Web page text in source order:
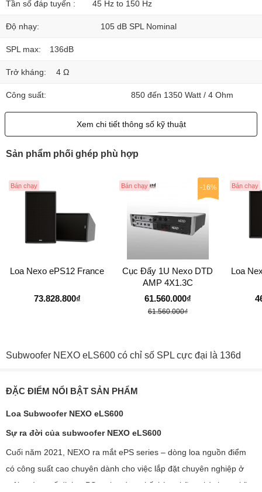
Tần số đáp tuyến : 45 Hz to 150 Hz
Độ nhạy: 105 dB SPL Nominal
SPL max: 136dB
Trở kháng: 4 Ω
Công suất: 850 đến 1350 Watt / 4 Ohm
Xem chi tiết thông số kỹ thuật
Sản phẩm phối ghép phù hợp
Bán chạy
Loa Nexo ePS12 France
73.828.800₫
Bán chạy -16%
Cục Đẩy 1U Nexo DTD
AMP 4X1.3C
61.560.000₫
61.560.000₫
Bán chạy
Loa
Subwoofer NEXO eLS600 có chỉ số SPL cực đại là 136d
ĐẶC ĐIỂM NỔI BẬT SẢN PHẨM
Loa Subwoofer NEXO eLS600
Sự ra đời của subwoofer NEXO eLS600
Cuối năm 2021, NEXO ra mắt ePS series – dòng loa nguồn điểm
có công suất cao chuyên dành cho việc lắp đặt chuyên nghiệp ở
môi trường cố định. ePS series được kế thừa những thành tựu kỹ